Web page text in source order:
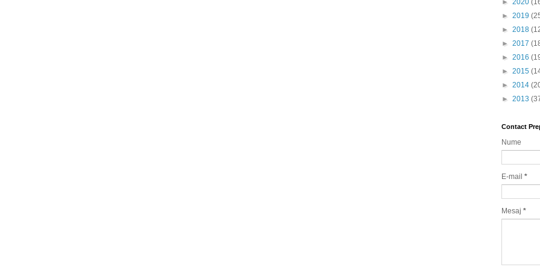
► 2020
► 2019
► 2018
► 2017
► 2016
► 2015
► 2014
► 2013
Contact
Nume
E-mail *
Mesaj *